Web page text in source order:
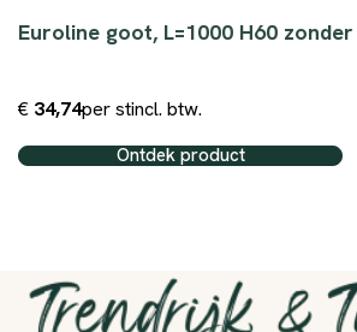
Euroline goot, L=1000 H60
€ 34,74per stincl. btw.
Ontdek product